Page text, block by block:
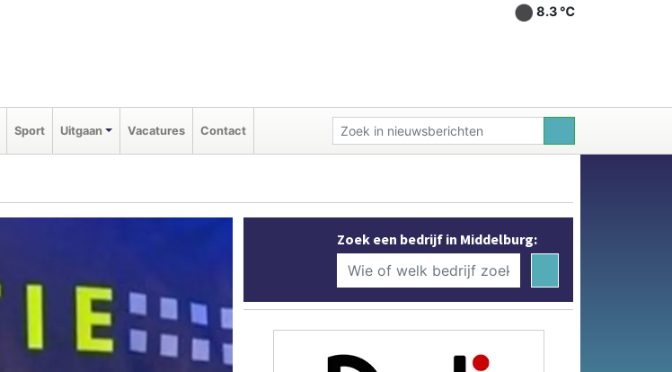
8.3 ℃
Sport Uitgaan Vacatures Contact
Zoek een bedrijf in Middelburg: